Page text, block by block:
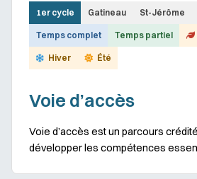
1er cycle Gatineau St-Jérôme
Temps complet Temps partiel
Hiver Été
Voie d’accès
Voie d’accès est un parcours
développer les compétences